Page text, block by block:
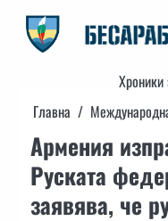
content
Хроники
Главна
Армения
Руската
заявява, че